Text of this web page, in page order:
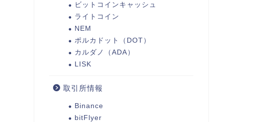
ビットコインキャッシュ
ライトコイン
NEM
ポルカドット（DOT）
カルダノ（ADA）
LISK
取引所情報
Binance
bitFlyer